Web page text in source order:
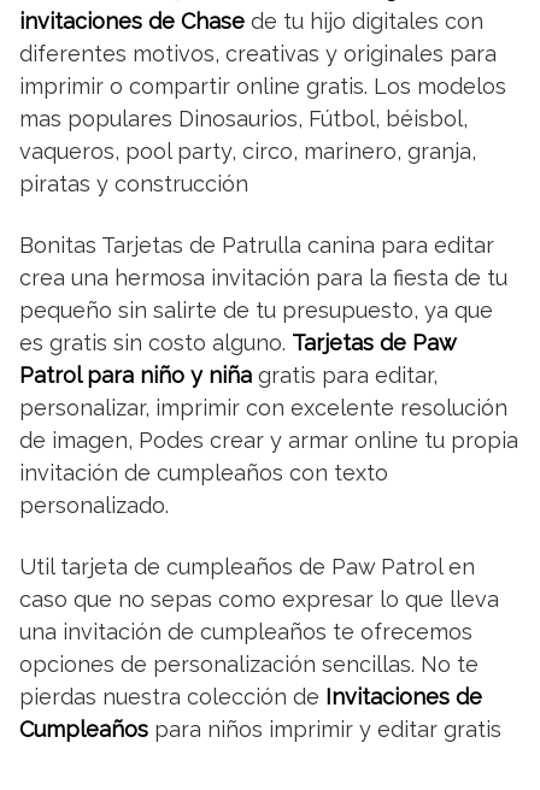
invitaciones de Chase de tu hijo digitales con
diferentes motivos, creativas y originales para
imprimir o compartir online gratis. Los modelos
mas populares Dinosaurios, Fútbol, béisbol,
vaqueros, pool party, circo, marinero, granja,
piratas y construcción
Bonitas Tarjetas de Patrulla canina para editar
crea una hermosa invitación para la fiesta de tu
pequeño sin salirte de tu presupuesto, ya que
es gratis sin costo alguno. Tarjetas de Paw
Patrol para niño y niña gratis para editar,
personalizar, imprimir con excelente resolución
de imagen, Podes crear y armar online tu propia
invitación de cumpleaños con texto
personalizado.
Util tarjeta de cumpleaños de Paw Patrol en
caso que no sepas como expresar lo que lleva
una invitación de cumpleaños te ofrecemos
opciones de personalización sencillas. No te
pierdas nuestra colección de Invitaciones de
Cumpleaños para niños imprimir y editar gratis